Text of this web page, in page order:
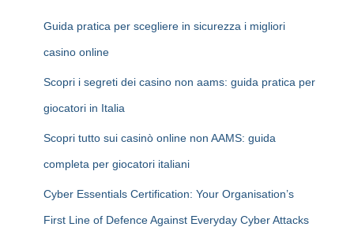
Guida pratica per scegliere in sicurezza i migliori
casino online
Scopri i segreti dei casino non aams: guida pratica per
giocatori in Italia
Scopri tutto sui casinò online non AAMS: guida
completa per giocatori italiani
Cyber Essentials Certification: Your Organisation’s
First Line of Defence Against Everyday Cyber Attacks